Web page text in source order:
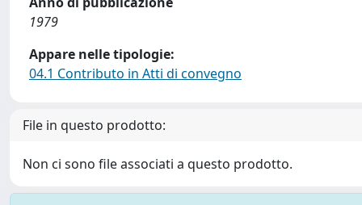
1979
Appare nelle tipologie:
04.1 Contributo in Atti di convegno
File in questo prodotto:
Non ci sono file associati a questo prodotto.